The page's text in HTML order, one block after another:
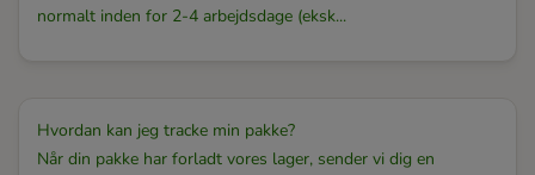
normalt inden for 2-4 arbejdsdage (eksk...
Hvordan kan jeg tracke min pakke?
Når din pakke har forladt vores lager, sender vi dig en